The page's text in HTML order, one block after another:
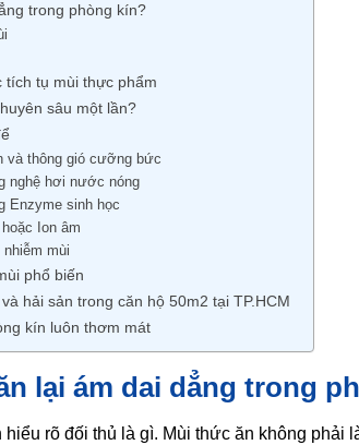
trong phòng kín?
tích tụ mùi thực phẩm
sâu một lần?
và thông gió cưỡng bức
nghệ hơi nước nóng
Enzyme sinh học
Ion âm
mùi
phổ biến
hải sản trong căn hộ 50m2 tại TP.HCM
kín luôn thơm mát
lại ám dai dẳng trong
rõ đối thủ là gì. Mùi thức ăn không phải